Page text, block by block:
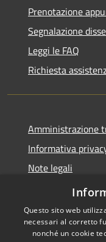
Prenotazione
Segnalazione
Leggi le FAQ
Richiesta
Amministrazione
Informativa
Note legali
Dichiarazione di
Questo sito web
necessari al corretto
nonché un cookie